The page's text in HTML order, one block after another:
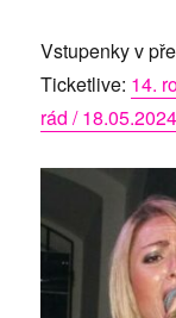
Vstupenky v
Ticketlive: 14.
rád /